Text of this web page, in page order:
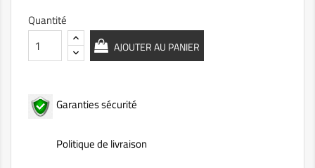
Quantité
AJOUTER AU PANIER
Garanties sécurité
Politique de livraison